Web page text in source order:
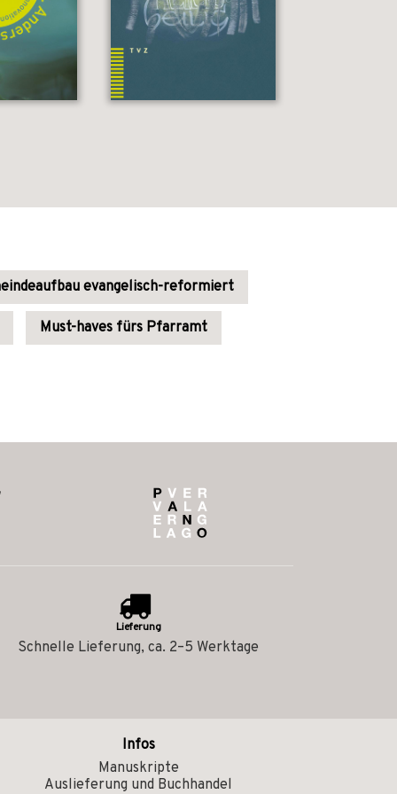
evangelisch-reformiert
Must-haves fürs Pfarramt
Lieferung
Schnelle Lieferung, ca. 2–5 Werktage
Infos
Manuskripte
Auslieferung und Buchhandel